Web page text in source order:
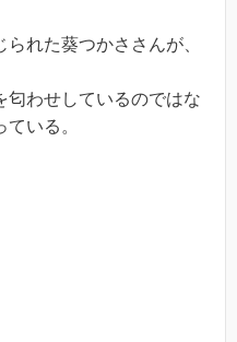
れた葵つかささんが、
匂わせしているのではな
いる。